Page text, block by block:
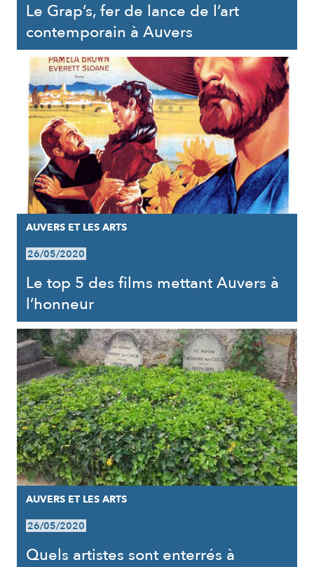
Le Grap’s, fer de lance de l’art
contemporain à Auvers
AUVERS ET LES ARTS
26/05/2020
Le top 5 des films mettant Auvers à
l’honneur
AUVERS ET LES ARTS
26/05/2020
Quels artistes sont enterrés à